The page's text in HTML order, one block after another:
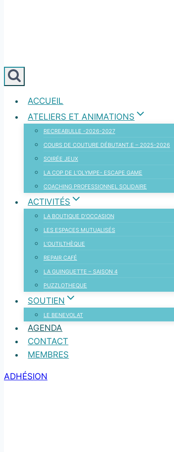
ACCUEIL
ATELIERS ET ANIMATIONS
RECREABULLE -2026-2027
COURS DE COUTURE DÉBUTANT.E – 2025-2026
SOIRÉE JEUX
LA COP DE L’OLYMPE- ESCAPE GAME
COACHING PROFESSIONNEL SOLIDAIRE
ACTIVITÉS
LA BOUTIQUE D’OCCASION
LES ESPACES MUTUALISÉS
L’OUTILTHÈQUE
REPAIR CAFÉ
LA GUINGUETTE – SAISON 4
PUZZLOTHEQUE
SOUTIEN
LE BENEVOLAT
AGENDA
CONTACT
MEMBRES
ADHÉSION